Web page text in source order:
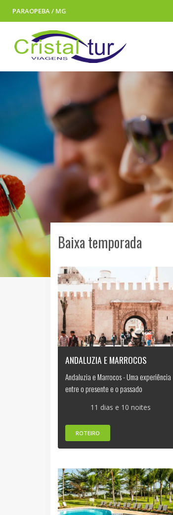
PARAOPEBA / MG
Baixa temporada
ANDALUZIA E MARROCOS
Andaluzia e Marrocos - Uma experiência
entre o presente e o passado
11 dias e 10 noites
ROTEIRO